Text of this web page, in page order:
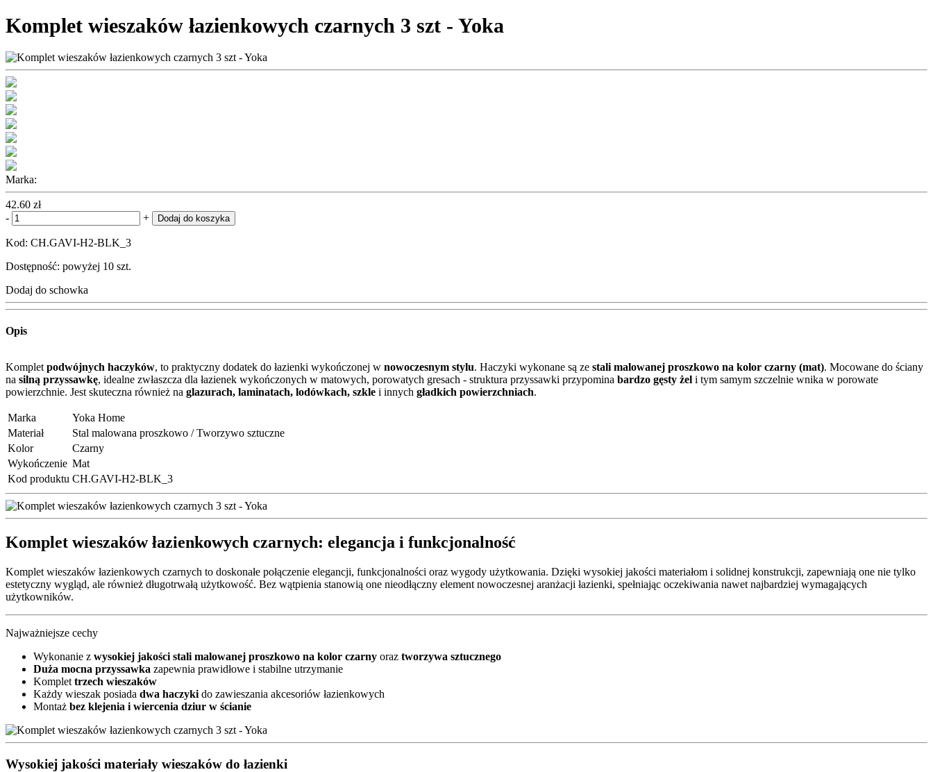
Komplet wieszaków łazienkowych czarnych 3 szt - Yoka
Marka:
42.60 zł
-
+ Dodaj do koszyka
Kod: CH.GAVI-H2-BLK_3
Dostępność: powyżej 10 szt.
Dodaj do schowka
Opis
Kompletpodwójnych haczyków, to praktyczny dodatek do łazienki wykończonej w nowoczesnym stylu. Haczyki wykonane są ze stali malowanej proszkowo na kolor czarny (mat). Mocowane do ściany
na silną przyssawkę, idealne zwłaszcza dla łazienek wykończonych w matowych, porowatych gresach - struktura przyssawki przypomina bardzo gęsty żel i tym samym szczelnie wnika w porowate
powierzchnie. Jest skuteczna również na glazurach, laminatach, lodówkach, szkle i innych gładkich powierzchniach.
Marka
Yoka Home
Materiał
Stal malowana proszkowo / Tworzywo sztuczne
Kolor
Czarny
Wykończenie Mat
Kod produktu CH.GAVI-H2-BLK_3
Komplet wieszaków łazienkowych czarnych: elegancja i funkcjonalność
Komplet wieszaków łazienkowych czarnych to doskonałe połączenie elegancji, funkcjonalności oraz wygody użytkowania. Dzięki wysokiej jakości materiałom i solidnej konstrukcji, zapewniają one nie tylko
estetyczny wygląd, ale również długotrwałą użytkowość. Bez wątpienia stanowią one nieodłączny element nowoczesnej aranżacji łazienki, spełniając oczekiwania nawet najbardziej wymagających
użytkowników.
Najważniejsze cechy
Wykonanie z wysokiej jakości stali malowanej proszkowo na kolor czarny oraz tworzywa sztucznego
Duża mocna przyssawka zapewnia prawidłowe i stabilne utrzymanie
Komplet trzech wieszaków
Każdy wieszak posiada dwa haczyki do zawieszania akcesoriów łazienkowych
Montaż bez klejenia i wiercenia dziur w ścianie
Wysokiej jakości materiały wieszaków do łazienki